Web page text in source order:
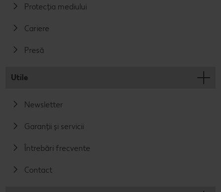
Protecția mediului
Cariere
Presă
Utile
Newsletter
Garanții și servicii
Întrebări frecvente
Contact